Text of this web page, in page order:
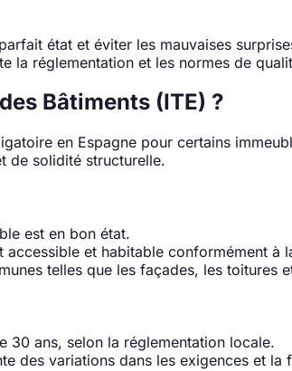
état et éviter les mauvaises
la réglementation et les normes de
Bâtiments (ITE) ?
en Espagne pour certains
de solidité structurelle.
est en bon état.
et habitable conformément à
telles que les façades, les toitures
30 ans, selon la réglementation locale.
des variations dans les exigences et la